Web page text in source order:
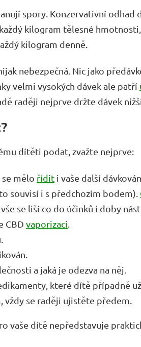
spory. Konzervativní odhad
kilogram tělesné
kilogram denně.
nebezpečná. Nic jako
velmi vysokých dávek ale patří
raději nejprve držte dávek
dítěti podat, zvažte nejprve:
se mělo řídit i vaše další
souvisí i s předchozím bodem).
se liší co do účinků i doby
CBD vaporizaci.
a jaká je odezva na něj.
které dítě případně
vždy se raději ujistěte předem.
vaše dítě nepředstavuje